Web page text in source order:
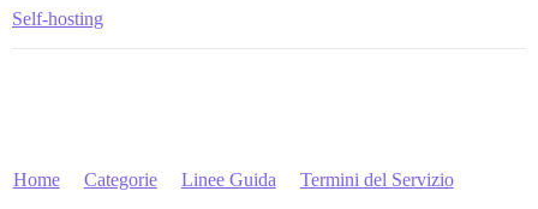
Self-hosting
Home Categorie Linee Guida Termini del Servizio